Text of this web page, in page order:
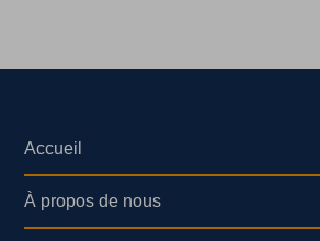
Accueil
À propos de nous